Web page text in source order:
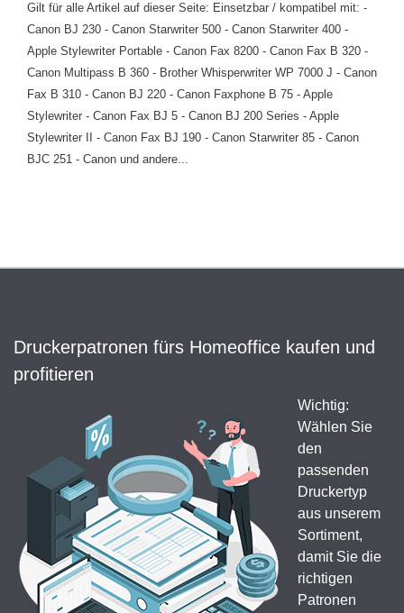
Gilt für alle Artikel auf dieser Seite: Einsetzbar / kompatibel mit: -
Canon BJ 230 - Canon Starwriter 500 - Canon Starwriter 400 -
Apple Stylewriter Portable - Canon Fax 8200 - Canon Fax B 320 -
Canon Multipass B 360 - Brother Whisperwriter WP 7000 J - Canon
Fax B 310 - Canon BJ 220 - Canon Faxphone B 75 - Apple
Stylewriter - Canon Fax BJ 5 - Canon BJ 200 Series - Apple
Stylewriter II - Canon Fax BJ 190 - Canon Starwriter 85 - Canon
BJC 251 - Canon und andere...
Druckerpatronen fürs Homeoffice kaufen und
profitieren
Wichtig:
Wählen Sie
den
passenden
Druckertyp
aus unserem
Sortiment,
damit Sie die
richtigen
Patronen